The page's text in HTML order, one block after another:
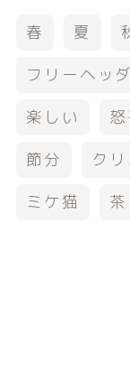
春 夏
フリーヘッ
楽しい
怒
節分
ク
ミケ猫